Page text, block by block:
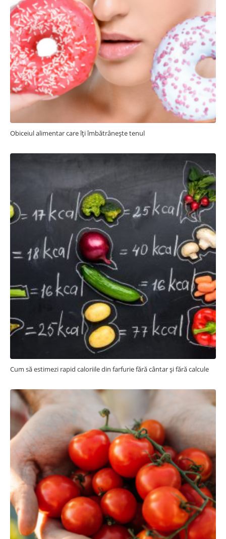
Obiceiul alimentar care îți îmbătrânește tenul
Cum să estimezi rapid caloriile din farfurie fără cântar și fără calcule